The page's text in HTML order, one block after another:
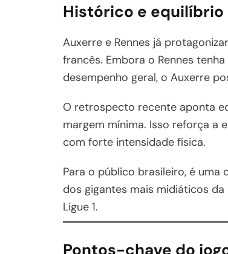
Histórico e
Auxerre e Rennes já
francês. Embora o Rennes
desempenho geral, o Auxerre
O retrospecto recente aponta
margem mínima. Isso reforça a
com forte intensidade física.
Para o público brasileiro, é
dos gigantes mais midiáticos
Ligue 1.
Pontos-chave do